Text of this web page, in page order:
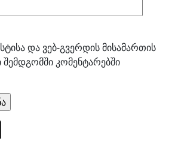
და ვებ-გვერდის მისამართის
შემდგომში კომენტარებში